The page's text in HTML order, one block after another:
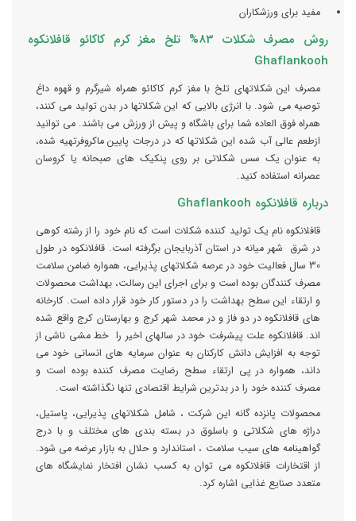
مفید برای ورزشکاران
روش مصرف شکلات 83% تلخ مغز کرم کاکائو قافلانکوه
Ghaflankooh
مصرف این شکلاتهای تلخ با مغز کرم کاکائو همراه شیرگرم و قهوه داغ
توصیه می شود. با انرژی بالایی که این شکلاتها در بدن تولید می کنند،
همراه فوق العاده شما برای باشگاه و پیش از ورزش می باشند. می توانید
ازطعم عالی آب شده این شکلاتها که در درجات پایین ماکروفرتهیه شده،
به عنوان یک سس شکلاتی بر روی پنکیک های صبحانه یا کروسان
عصرانه استفاده کنید.
درباره قافلانکوه Ghaflankooh
قافلانکوه نام یک تولید کننده شکلات است که نام خود را از رشته کوهی
در شرق شهر میانه در استان آذربایجان برگرفته است. قافلانکوه در طول
30 سال فعالیت خود در عرصه شکلاتهای پذیرایی، همواره ضامن سلامت
مصرف کنندگان بوده است و برای اجرای این رسالت، بهداشت محصولات
و ارتقاء این سطح بهداشت را در دستور کار خود قرار داده است. کارخانه
های قافلانکوه در دو فاز و در محمد شهر کرج و بهارستان کرج واقع شده
اند. قافلانکوه علت پیشرفت خود در سالهای اخیر را خط مشی ناشی از
توجه به افزایش دانش کارکنان به عنوان سرمایه های انسانی خود می
داند، همواره در پی ارتقاء سطح رضایت مصرف کننده بوده است و
مصرف کننده خود را در بدترین شرایط اقتصادی تنها نگذاشته است.
محصولات پانزده گانه این شرکت ، شامل شکلاتهای پذیرایی، پاستیل،
دراژه های شکلاتی و باسلوق در بسته بندی های مختلف و با درج
گواهینامه های سیب سلامت ، استاندارد و حلال به بازار عرضه می شود.
از اقتخارات قافلانکوه می توان به کسب نشان افتخار نمایشگاه های
متعدد صنایع غذایی اشاره کرد.